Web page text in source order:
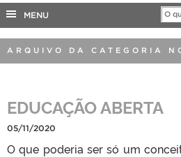
COBALTO
CONCURSOS
EDITAIS
PORTARIAS
TELEFONES
MENU
ARQUIVO DA CATEGORIA
EDUCAÇÃO ABERTA
05/11/2020
O que poderia ser só um